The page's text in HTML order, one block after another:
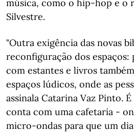
música, como o hip-hop e o
Silvestre.
"Outra exigência das novas
reconfiguração dos espaços:
com estantes e livros
espaços lúdicos, onde as
assinala Catarina Vaz Pinto.
conta com uma cafetaria -
micro-ondas para que um